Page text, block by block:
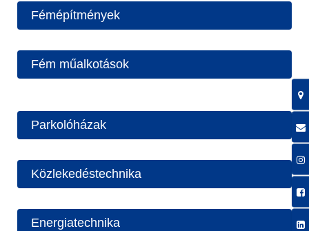
Fémépítmények
Fém műalkotások
Parkolóházak
Közlekedéstechnika
Energiatechnika